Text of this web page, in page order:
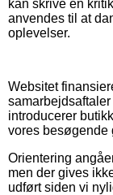
kan skrive en
anvendes til at
oplevelser.
Websitet
introducerer
vores besøgende
Orientering
men der gives
udført siden vi